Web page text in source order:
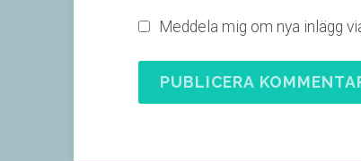
Meddela mig om nya inlägg